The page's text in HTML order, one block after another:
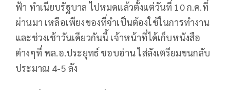
ฟ้า ทำเนียบรัฐบาล ไปหมดแล้วตั้งแต่วันที่ 10 ก.ค.ที่
ผ่านมา เหลือเพียงของที่จำเป็นต้องใช้ในการทำงาน
และช่วงเช้าวันเดียวกันนี้ เจ้าหน้าที่ได้เก็บหนังสือ
ต่างๆที่ พล.อ.ประยุทธ์ ชอบอ่าน ใส่ลังเตรียมขนกลับ
ประมาณ 4-5 ลัง